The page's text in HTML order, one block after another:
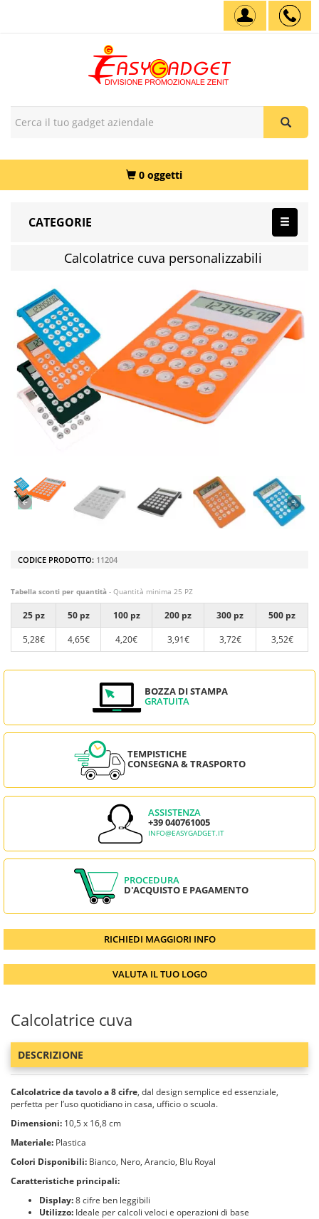
0 oggetti
CATEGORIE
Calcolatrice cuva personalizzabili
CODICE PRODOTTO: 11204
Tabella sconti per quantità - Quantità minima 25 PZ
25 pz 50 pz 100 pz 200 pz 300 pz
500 pz
5,28€
4,65€ 4,20€ 3,91€ 3,72€ 3,52€
BOZZA DI STAMPA
GRATUITA
TEMPISTICHE
CONSEGNA & TRASPORTO
ASSISTENZA
+39 040761005
INFO@EASYGADGET.IT
PROCEDURA
D'ACQUISTO E PAGAMENTO
RICHIEDI MAGGIORI INFO
VALUTA IL TUO LOGO
Calcolatrice cuva
DESCRIZIONE
Calcolatrice da tavolo a 8 cifre, dal design semplice ed essenziale,
perfetta per l’uso quotidiano in casa, ufficio o scuola.
Dimensioni: 10,5 x 16,8 cm
Materiale: Plastica
Colori Disponibili: Bianco, Nero, Arancio, Blu Royal
Caratteristiche principali:
Display:8 cifre ben leggibili
Utilizzo: Ideale per calcoli veloci e operazioni di base